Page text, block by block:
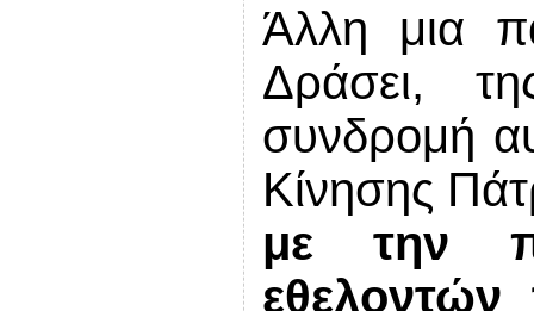
Άλλη μια
Δράσει,
συνδρομή
Κίνησης
με την
εθελοντών